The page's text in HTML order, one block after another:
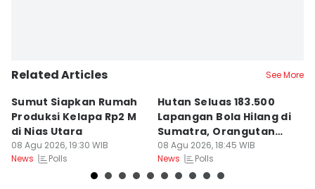
Related Articles See More
Sumut Siapkan Rumah
Produksi Kelapa Rp2 M
di Nias Utara
08 Agu 2026, 19:30 WIB
News
Polls
Hutan Seluas 183.500
Lapangan Bola Hilang di
Sumatra, Orangutan
Tertekan
08 Agu 2026, 18:45 WIB
News
Polls